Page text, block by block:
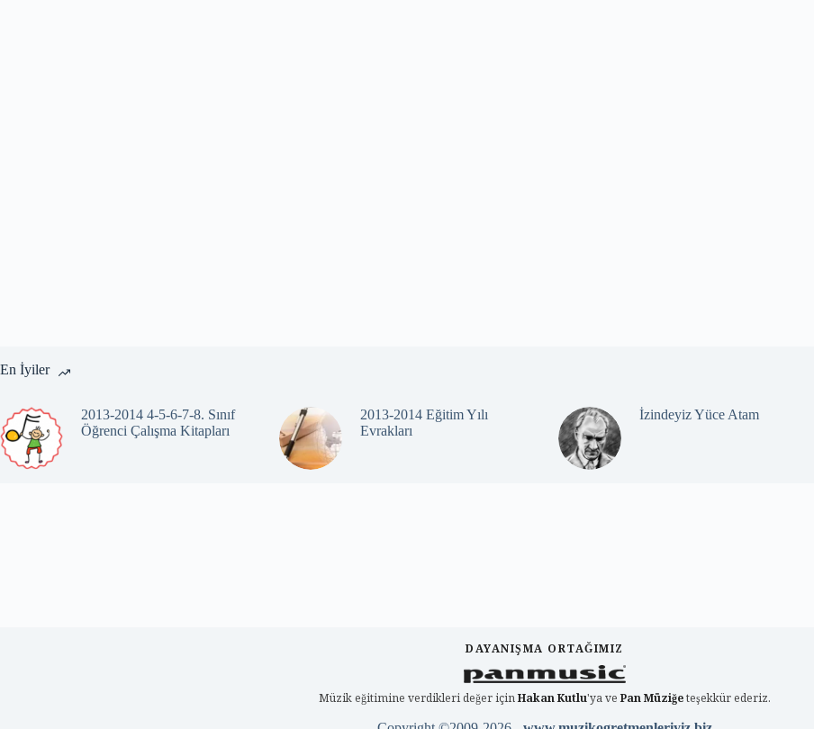
En İyiler
2013-2014 4-5-6-7-8. Sınıf
Öğrenci Çalışma Kitapları
2013-2014 Eğitim Yılı
Evrakları
İzindeyiz Yüce Atam
DAYANIŞMA ORTAĞIMIZ
Müzik eğitimine verdikleri değer içinHakan Kutlu'ya ve Pan Müziğeteşekkür ederiz.